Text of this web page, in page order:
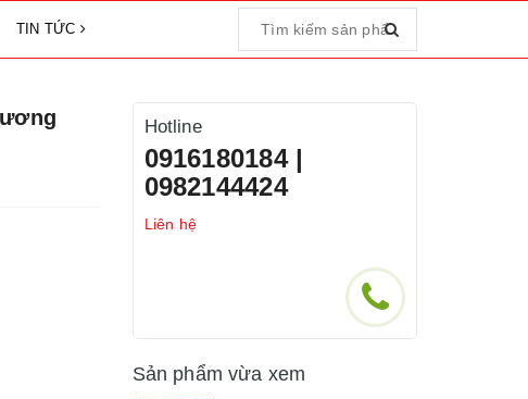
TIN TỨC
Hotline
0916180184 |
0982144424
Liên hệ
Sản phẩm vừa xem